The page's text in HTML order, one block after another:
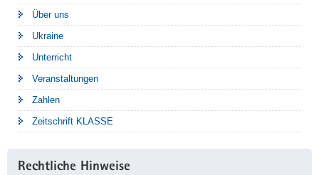
Über uns
Ukraine
Unterricht
Veranstaltungen
Zahlen
Zeitschrift KLASSE
Rechtliche Hinweise